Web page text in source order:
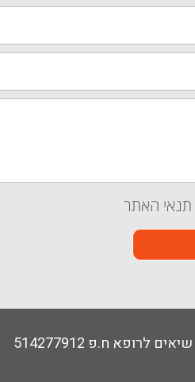
תנאי האתר
שיאים לרופא ח.פ 514277912